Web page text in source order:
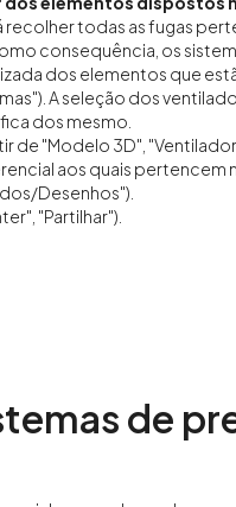
recolher todas as fugas
consequência, os
dos elementos que
A seleção dos
dos mesmo.
de "Modelo 3D",
aos quais
Desenhos").
"Partilhar").
de